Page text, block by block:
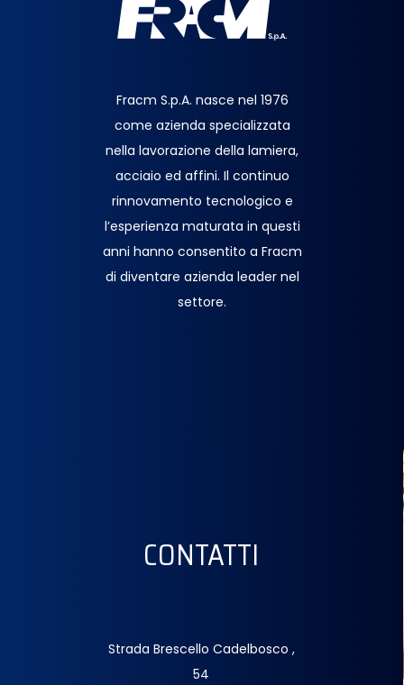
Fracm S.p.A. nasce nel 1976
come azienda specializzata
nella lavorazione della lamiera,
acciaio ed affini. Il continuo
rinnovamento tecnologico e
l’esperienza maturata in questi
anni hanno consentito a Fracm
di diventare azienda leader nel
settore.
CONTATTI
Strada Brescello Cadelbosco ,
54